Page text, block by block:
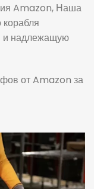
Amazon, Наша
и надлежащую
от Amazon за